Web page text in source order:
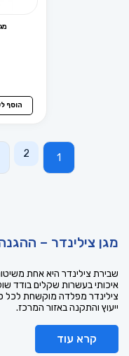
הוסף
1
2
מגן צילינדר –
שבירת צילינדר היא אחת
איכותי בעשרות שקלים בודד
צילינדר מפלדה מוקשחת לכל
ייעוץ והתקנה באזור המרכז.
קרא עוד